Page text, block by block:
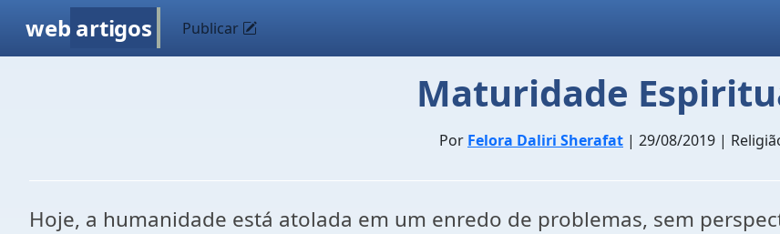
web artigos Publicar
Maturidade
Por Felora Daliri Sherafat | 29/08/2019 |
Hoje, a humanidade está atolada em um enredo de problemas, sem